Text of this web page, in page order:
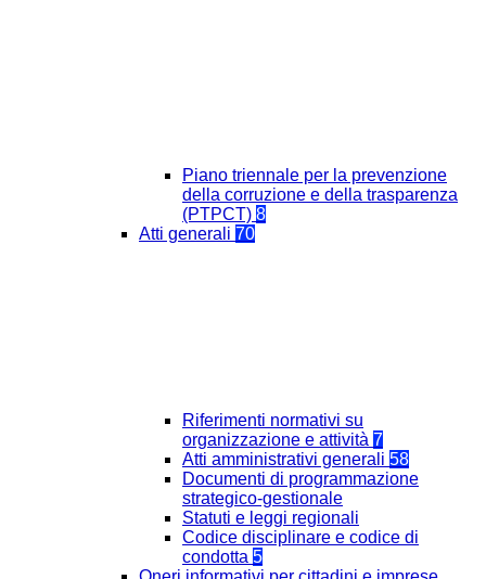
Piano triennale per la prevenzione
della corruzione e della trasparenza
(PTPCT) 8
Atti generali 70
Riferimenti normativi su
organizzazione e attività 7
Atti amministrativi generali 58
Documenti di programmazione
strategico-gestionale
Statuti e leggi regionali
Codice disciplinare e codice di
condotta 5